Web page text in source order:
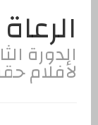
الدورة
لأفلام